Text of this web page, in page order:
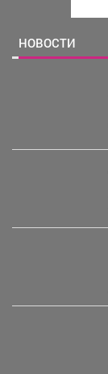
НОВОСТИ